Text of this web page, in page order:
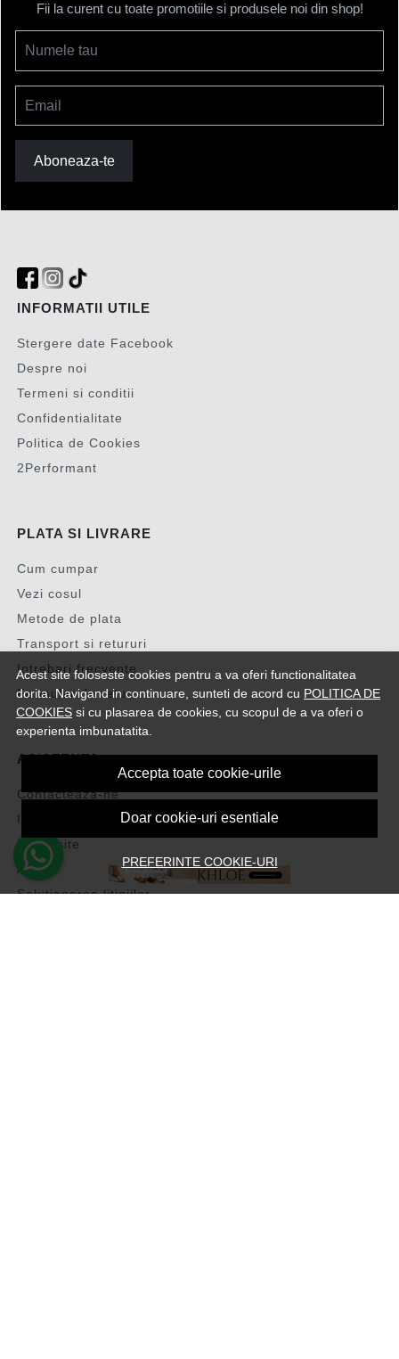
Acest site foloseste cookies pentru a va oferi functionalitatea
dorita. Navigand in continuare, sunteti de acord cu POLITICA DE
COOKIES si cu plasarea de cookies, cu scopul de a va oferi o
experienta imbunatatita.
Accepta toate cookie-urile
Doar cookie-uri esentiale
PREFERINTE COOKIE-URI
Fii la curent cu toate promotiile si produsele noi din shop!
Numele tau
Email
Aboneaza-te
INFORMATII UTILE
Stergere date Facebook
Despre noi
Termeni si conditii
Confidentialitate
Politica de Cookies
2Performant
PLATA SI LIVRARE
Cum cumpar
Vezi cosul
Metode de plata
Transport si retururi
Intrebari frecvente
Formular de retur
ASISTENTA
Contacteaza-ne
Intrebari frecvente
Harta site
ANPC
Solutionarea litigiilor